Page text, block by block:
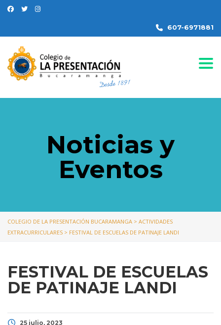
607-6971881
Noticias y
Eventos
COLEGIO DE LA PRESENTACIÓN BUCARAMANGA > ACTIVIDADES
EXTRACURRICULARES > FESTIVAL DE ESCUELAS DE PATINAJE LANDI
FESTIVAL DE ESCUELAS
DE PATINAJE LANDI
25 julio, 2023